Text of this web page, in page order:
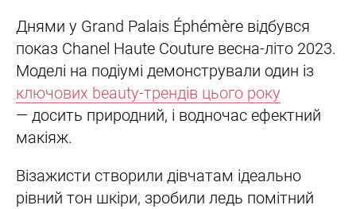
Днями у Grand Palais Éphémère відбувся
показ Chanel Haute Couture весна-літо 2023.
Моделі на подіумі демонстрували один із
ключових beauty-трендів цього року
— досить природний, і водночас ефектний
макіяж.
Візажисти створили дівчатам ідеально
рівний тон шкіри, зробили ледь помітний